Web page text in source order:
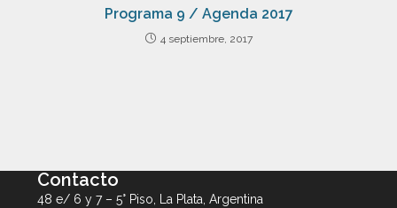
Programa 9 / Agenda 2017
4 septiembre, 2017
Contacto
48 e/ 6 y 7 – 5° Piso, La Plata, Argentina